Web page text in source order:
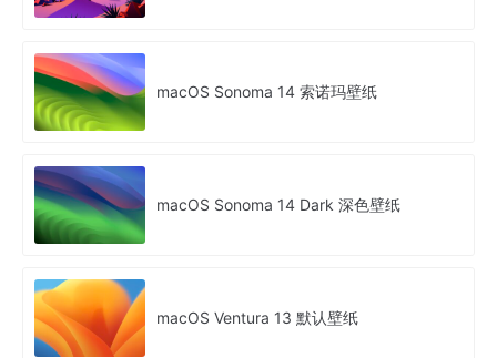
macOS Sonoma 14 索诺玛壁纸
macOS Sonoma 14 Dark 深色壁纸
macOS Ventura 13 默认壁纸